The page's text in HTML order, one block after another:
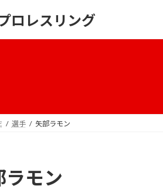
ロレスリング
選手 矢部ラモン
ラモン